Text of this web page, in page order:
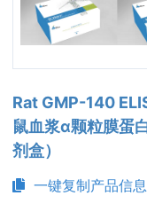
Rat GMP-140
鼠血浆α颗粒膜蛋
剂盒）
一键复制产品信息